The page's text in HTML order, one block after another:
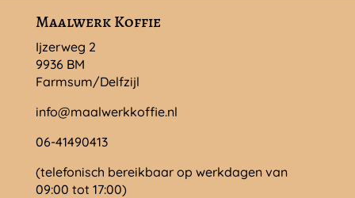
Maalwerk Koffie
Ijzerweg 2
9936 BM
Farmsum/Delfzijl
info@maalwerkkoffie.nl
06-41490413
(telefonisch bereikbaar op werkdagen van
09:00 tot 17:00)